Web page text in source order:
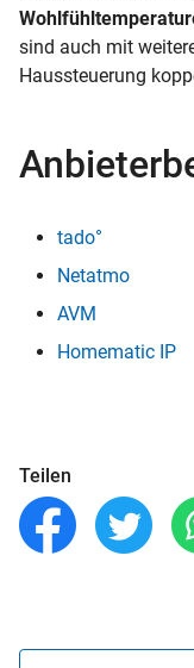
sind auch mit
Haussteuerung
tado°
Netatmo
AVM
Homematic IP
Teilen